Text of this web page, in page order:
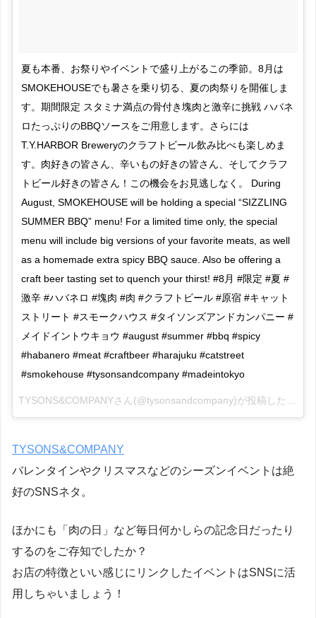
夏も本番、お祭りやイベントで盛り上がるこの季節。8月は
SMOKEHOUSEでも暑さを乗り切る、夏の肉祭りを開催しま
す。期間限定 スタミナ満点の骨付き塊肉と激辛に挑戦 ハバネ
ロたっぷりのBBQソースをご用意します。さらには
T.Y.HARBOR Breweryのクラフトビール飲み比べも楽しめま
す。肉好きの皆さん、辛いもの好きの皆さん、そしてクラフ
トビール好きの皆さん！この機会をお見逃しなく。 During
August, SMOKEHOUSE will be holding a special “SIZZLING
SUMMER BBQ” menu! For a limited time only, the special
menu will include big versions of your favorite meats, as well
as a homemade extra spicy BBQ sauce. Also be offering a
craft beer tasting set to quench your thirst! #8月 #限定 #夏 #
激辛 #ハバネロ #塊肉 #肉 #クラフトビール #原宿 #キャット
ストリート #スモークハウス #タイソンズアンドカンパニー #
メイドイントウキョウ #august #summer #bbq #spicy
#habanero #meat #craftbeer #harajuku #catstreet
#smokehouse #tysonsandcompany #madeintokyo
TYSONS&COMPANY
バレンタインやクリスマスなどのシーズンイベントは絶
好のSNSネタ。
ほかにも「肉の日」など毎日何かしらの記念日だったり
するのをご存知でしたか？
お店の特徴といい感じにリンクしたイベントはSNSに活
用しちゃいましょう！